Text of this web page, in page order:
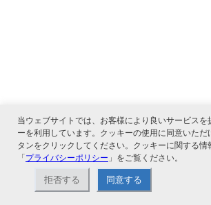
当ウェブサイトでは、お客様により良いサービスを
ーを利用しています。クッキーの使用に同意いた
タンをクリックしてください。クッキーに関する情
「プライバシーポリシー 」をご覧ください。
拒否する 同意する